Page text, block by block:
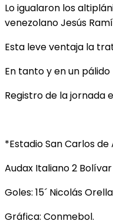
Lo igualaron los
venezolano Jesús
Esta leve ventaja la
En tanto y en un
Registro de la jornada
*Estadio San Carlos de
Audax Italiano 2 Bolívar
Goles: 15´ Nicolás
Gráfica: Conmebol.